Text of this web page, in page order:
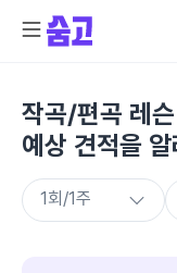
작곡/편곡 레슨
예상 견적을